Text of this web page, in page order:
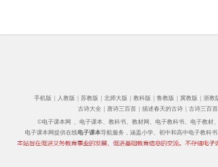
手机版 人教版 苏教版 北师大版 教科版 鲁教版 冀教版
浙教
古诗大全
唐诗三百首 描述春天的古诗
古诗三百首
©电子课本网 、电子课本、教科书、教材网、电子教科书、电子教材
电子课本网提供在线电子课本导航服务，涵盖小学、初中和高中电子教科